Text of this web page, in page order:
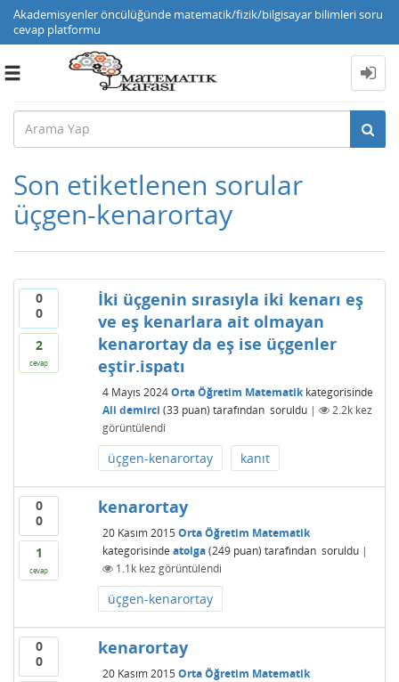
Akademisyenler öncülüğünde matematik/fizik/bilgisayar bilimleri soru
cevap platformu
Toggle
Son etiketlenen sorular
üçgen-kenarortay
0
0
2
cevap
İki üçgenin sırasıyla iki kenarı eş
ve eş kenarlara ait olmayan
kenarortay da eş ise üçgenler
eştir.ispatı
4 Mayıs 2024 Orta Öğretim Matematikkategorisinde
Ali demirci (33 puan) tarafından soruldu | 2.2kkez
görüntülendi
üçgen-kenarortay kanıt
0
0
1
cevap
kenarortay
20 Kasım 2015 Orta Öğretim Matematik
kategorisinde atolga (249puan) tarafından soruldu |
1.1kkez görüntülendi
üçgen-kenarortay
0
0
kenarortay
20 Kasım 2015 Orta Öğretim Matematik